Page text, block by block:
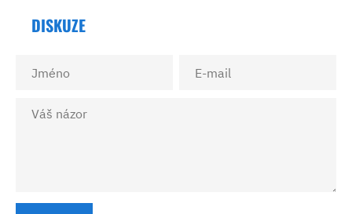
DISKUZE